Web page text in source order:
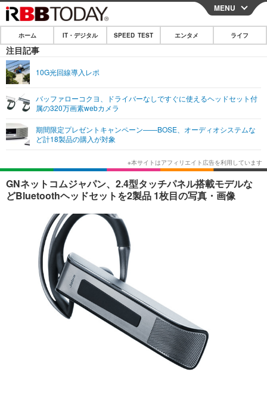
CLOSE
ホーム
IT・デジタル
ネタ
ショッピング その他
エンタメTOP
韓国・芸能
音楽 スポーツ
ショッピング
ライフ
ライフTOP グルメ
ペット ショッピング
その他
リリース一覧
プッシュ通知の停止方法
MENU
ホーム IT・デジタル SPEED TEST エンタメ ライフ
注目記事
10G光回線導入レポ
バッファローコクヨ、ドライバーなしですぐに使えるヘッドセット付
属の320万画素webカメラ
期間限定プレゼントキャンペーン——BOSE、オーディオシステムな
ど計18製品の購入が対象
GNネットコムジャパン、2.4型タッチパネル搭載モデルな
どBluetoothヘッドセットを2製品 1枚目の写真・画像